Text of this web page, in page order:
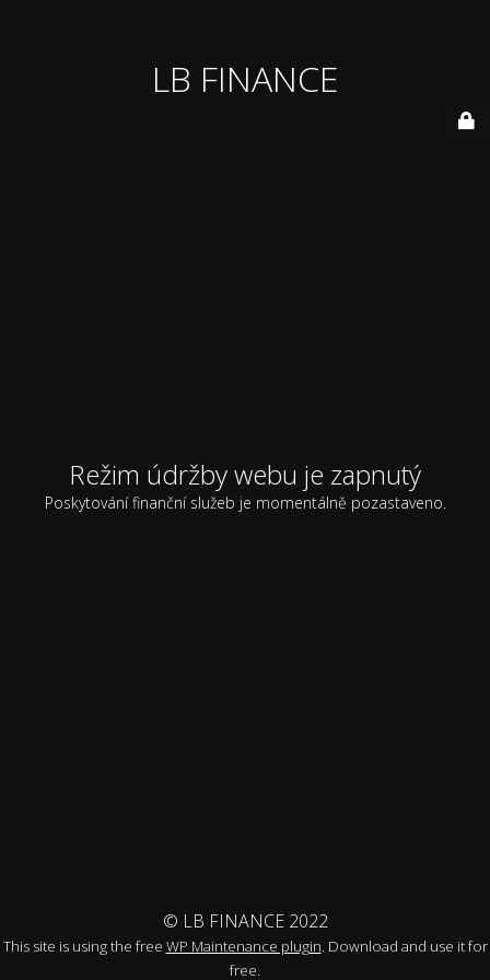
LB FINANCE
Režim údržby webu je zapnutý
Poskytování finanční služeb je momentálně pozastaveno.
© LB FINANCE 2022
This site is using the free WP Maintenance plugin. Download and use it for
free.